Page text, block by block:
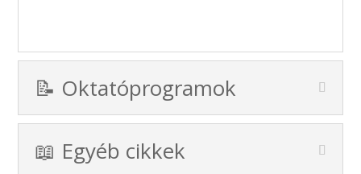
📝 Oktatóprogramok
📖 Egyéb cikkek